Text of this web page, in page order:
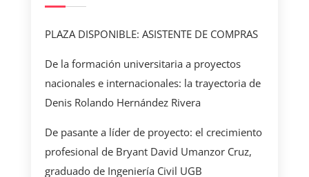
PLAZA DISPONIBLE: ASISTENTE DE COMPRAS
De la formación universitaria a proyectos
nacionales e internacionales: la trayectoria de
Denis Rolando Hernández Rivera
De pasante a líder de proyecto: el crecimiento
profesional de Bryant David Umanzor Cruz,
graduado de Ingeniería Civil UGB